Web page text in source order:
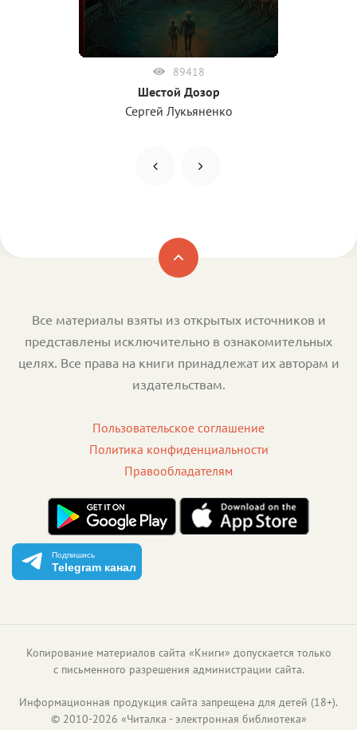
89418
Шестой Дозор
Сергей Лукьяненко
Все материалы взяты из открытых источников и
представлены исключительно в ознакомительных
целях. Все права на книги принадлежат их авторам и
издательствам.
Пользовательское соглашение
Политика конфиденциальности
Правообладателям
Подпишись
Telegram канал
Копирование материалов сайта «Книги» допускается только
с письменного разрешения администрации сайта.
Информационная продукция сайта запрещена для детей (18+).
© 2010-2026 «Читалка - электронная библиотека»